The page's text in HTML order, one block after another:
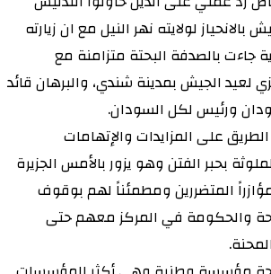
بالانحياز لولايته نهر النيل مع ان زيارته
جاءت بالصدفة البحتة متزامنة مع
لعيد الجيش بمدينة شندي، والبرهان قائد
ورئيس لكل السودان.
على المزايدات والإتهامات
بحبر الفتن وهو يزور بالأمس الجزيرة
المتضررين ومطمئناً لهم بوقوف
والحكومة في المركز معهم حتى